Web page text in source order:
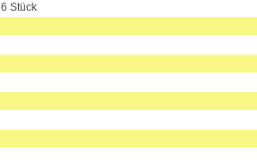
6 Stück